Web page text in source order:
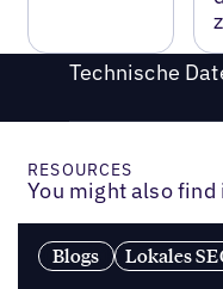
Technische
RESOURCES
You might also
Blogs Lokales